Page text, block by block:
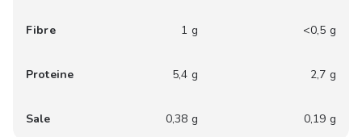
Fibre 1 g <0,5 g
Proteine 5,4 g 2,7 g
Sale 0,38 g 0,19 g